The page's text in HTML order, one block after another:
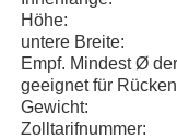
Höhe:
untere Breite:
Empf. Mindest Ø
geeignet für
Gewicht:
Zolltarifnummer: